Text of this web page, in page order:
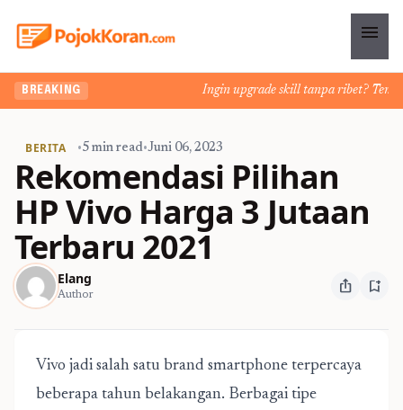
menu
BREAKING Ingin upgrade skill tanpa ribet?
BERITA •5 min read•Juni 06, 2023
Rekomendasi Pilihan
HP Vivo Harga 3 Jutaan
Terbaru 2021
Elang
Author ios_share bookmark_add
Vivo jadi salah satu brand smartphone terpercaya
beberapa tahun belakangan. Berbagai tipe